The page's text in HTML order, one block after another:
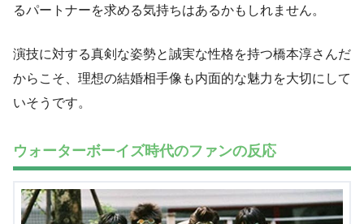
るパートナーを求める気持ちはあるかもしれません。
演技に対する真剣な姿勢と誠実な性格を持つ橋本淳さんだ
からこそ、理想の結婚相手像も内面的な魅力を大切にして
いそうです。
ウォーターボーイズ時代のファンの反応